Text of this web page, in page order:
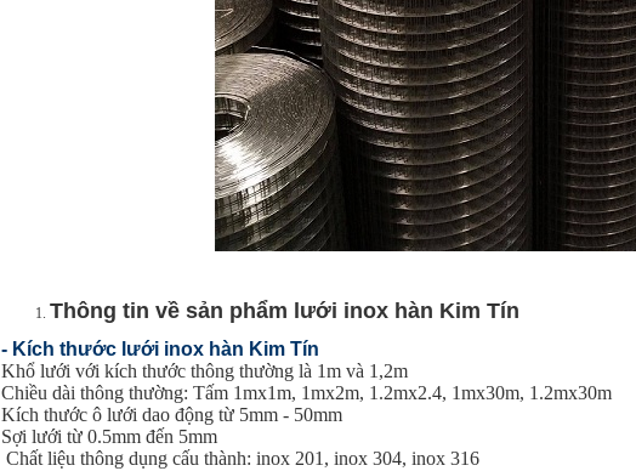
Thông tin về sản phẩm lưới inox hàn Kim Tín
- Kích thước lưới inox hàn Kim Tín
Khổ lưới với kích thước thông thường là 1m và 1,2m
Chiều dài thông thường: Tấm 1mx1m, 1mx2m, 1.2mx2.4, 1mx30m, 1.2mx30m
Kích thước ô lưới dao động từ 5mm - 50mm
Sợi lưới từ 0.5mm đến 5mm
Chất liệu thông dụng cấu thành: inox 201, inox 304, inox 316